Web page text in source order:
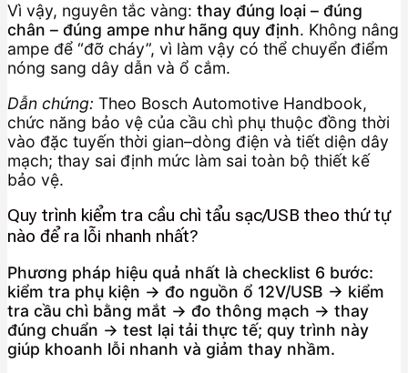
Vì vậy, nguyên tắc vàng: thay đúng loại – đúng
chân – đúng ampe như hãng quy định. Không nâng
ampe để “đỡ cháy”, vì làm vậy có thể chuyển điểm
nóng sang dây dẫn và ổ cắm.
Dẫn chứng: Theo Bosch Automotive Handbook,
chức năng bảo vệ của cầu chì phụ thuộc đồng thời
vào đặc tuyến thời gian–dòng điện và tiết diện dây
mạch; thay sai định mức làm sai toàn bộ thiết kế
bảo vệ.
Quy trình kiểm tra cầu chì tẩu sạc/USB theo thứ tự
nào để ra lỗi nhanh nhất?
Phương pháp hiệu quả nhất là checklist 6 bước:
kiểm tra phụ kiện → đo nguồn ổ 12V/USB → kiểm
tra cầu chì bằng mắt → đo thông mạch → thay
đúng chuẩn → test lại tải thực tế; quy trình này
giúp khoanh lỗi nhanh và giảm thay nhầm.